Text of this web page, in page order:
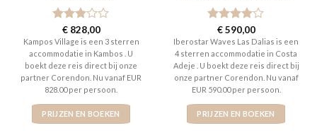
Gewaardeerd
3uit 5
€828,00
Kampos Village is een 3 sterren
accommodatie in Kambos . U
boekt deze reis direct bij onze
partner Corendon. Nu vanaf EUR
828.00 per persoon.
PRIJZEN EN BOEKEN
Gewaardeerd
4uit 5
€590,00
Iberostar Waves Las Dalias is een
4 sterren accommodatie in Costa
Adeje . U boekt deze reis direct bij
onze partner Corendon. Nu vanaf
EUR 590.00 per persoon.
PRIJZEN EN BOEKEN